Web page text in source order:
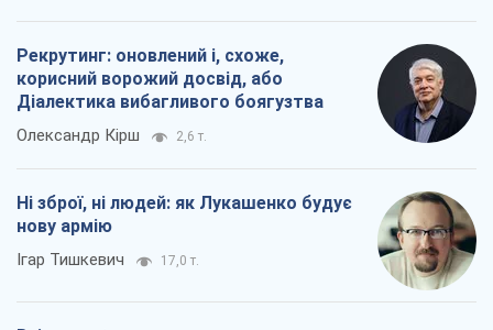
Рекрутинг: оновлений і, схоже,
корисний ворожий досвід, або
Діалектика вибагливого боягузтва
Олександр Кірш 2,6 т.
Ні зброї, ні людей: як Лукашенко будує
нову армію
Ігар Тишкевич 17,0 т.